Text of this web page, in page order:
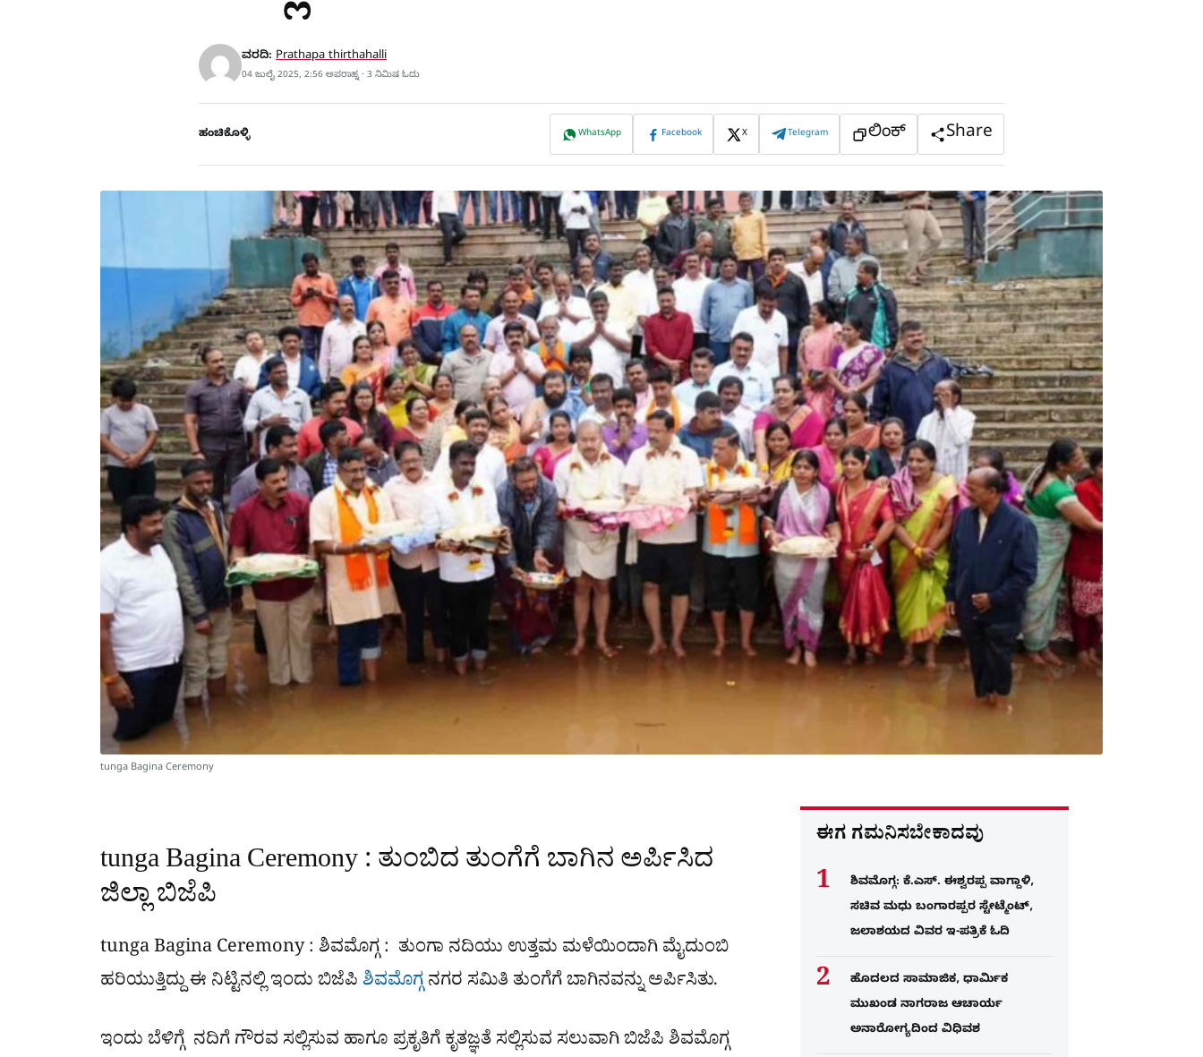
ವರದಿ: Prathapa thirthahalli
04 ಜುಲೈ 2025, 2:56 ಅಪರಾಹ್ನ · 3 ನಿಮಿಷ ಓದು
ಹಂಚಿಕೊಳ್ಳಿ WhatsApp Facebook X Telegram ಲಿಂಕ್ Share
tunga Bagina Ceremony
tunga Bagina Ceremony : ತುಂಬಿದ ತುಂಗೆಗೆ ಬಾಗಿನ ಅರ್ಪಿಸಿದ
ಜಿಲ್ಲಾ ಬಿಜೆಪಿ
tunga Bagina Ceremony : ಶಿವಮೊಗ್ಗ : ತುಂಗಾ ನದಿಯು ಉತ್ತಮ ಮಳೆಯಿಂದಾಗಿ ಮೈದುಂಬಿ
ಹರಿಯುತ್ತಿದ್ದು ಈ ನಿಟ್ಟಿನಲ್ಲಿ ಇಂದು ಬಿಜೆಪಿ ಶಿವಮೊಗ್ಗನಗರ ಸಮಿತಿ ತುಂಗೆಗೆ ಬಾಗಿನವನ್ನು ಅರ್ಪಿಸಿತು.
ಇಂದು ಬೆಳಿಗ್ಗೆ ನದಿಗೆ ಗೌರವ ಸಲ್ಲಿಸುವ ಹಾಗೂ ಪ್ರಕೃತಿಗೆ ಕೃತಜ್ಞತೆ ಸಲ್ಲಿಸುವ ಸಲುವಾಗಿ ಬಿಜೆಪಿ ಶಿವಮೊಗ್ಗ
ಈಗ ಗಮನಿಸಬೇಕಾದವು
ಶಿವಮೊಗ್ಗ: ಕೆ.ಎಸ್. ಈಶ್ವರಪ್ಪ ವಾಗ್ದಾಳಿ,
ಸಚಿವ ಮಧು ಬಂಗಾರಪ್ಪರ ಸ್ಟೇಟ್ಮೆಂಟ್,
ಜಲಾಶಯದ ವಿವರ ಇ-ಪತ್ರಿಕೆ ಓದಿ
ಹೊದಲದ ಸಾಮಾಜಿಕ, ಧಾರ್ಮಿಕ
ಮುಖಂಡ ನಾಗರಾಜ ಆಚಾರ್ಯ
ಅನಾರೋಗ್ಯದಿಂದ ವಿಧಿವಶ